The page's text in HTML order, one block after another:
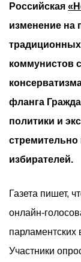
Российская
изменение на
коммунистов
фланга
политики и
избирателей.
Газета пишет,
онлайн-
Участники